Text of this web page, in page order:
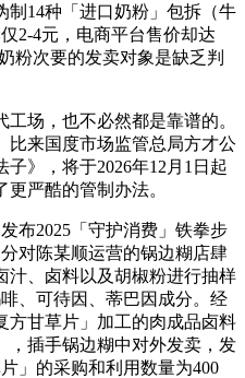
制14种「进口奶粉」包拆（牛
2-4元，电商平台售价却达
粉次要的发卖对象是缺乏判
场，也不必然都是靠谱的。
比来国度市场监管总局方才公
》，将于2026年12月1日起
严酷的管制办法。
2025「守护消费」铁拳步
对陈某顺运营的锅边糊店肆
汁、卤料以及胡椒粉进行抽样
、可待因、蒂巴因成分。经
方甘草片」加工的肉成品卤料
，插手锅边糊中对外发卖，发
」的采购和利用数量为400